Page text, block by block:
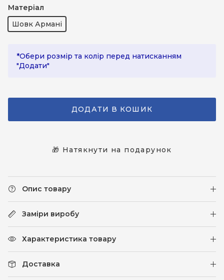
Матеріал
Шовк Армані
*Обери розмір та колір перед натисканням
"Додати"
ДОДАТИ В КОШИК
🎁 Натякнути на подарунок
Опис товару
Заміри виробу
Характеристика товару
Доставка